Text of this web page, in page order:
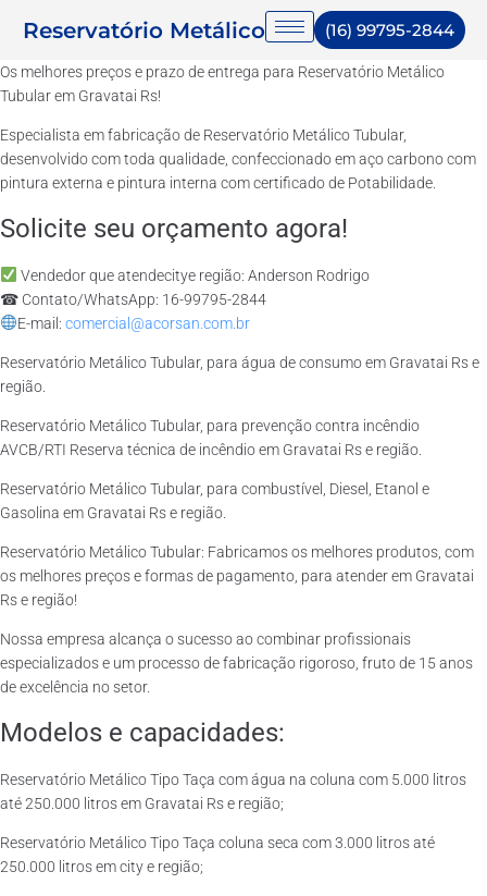
Reservatório Metálico (16) 99795-2844
Os melhores preços e prazo de entrega para Reservatório Metálico
Tubular em Gravatai Rs!
Especialista em fabricação de Reservatório Metálico Tubular,
desenvolvido com toda qualidade, confeccionado em aço carbono com
pintura externa e pintura interna com certificado de Potabilidade.
Solicite seu orçamento agora!
Vendedor que atendecitye região: Anderson Rodrigo
☎ Contato/WhatsApp: 16-99795-2844
E-mail: comercial@acorsan.com.br
Reservatório Metálico Tubular, para água de consumo em Gravatai Rs e
região.
Reservatório Metálico Tubular, para prevenção contra incêndio
AVCB/RTI Reserva técnica de incêndio em Gravatai Rs e região.
Reservatório Metálico Tubular, para combustível, Diesel, Etanol e
Gasolina em Gravatai Rs e região.
Reservatório Metálico Tubular: Fabricamos os melhores produtos, com
os melhores preços e formas de pagamento, para atender em Gravatai
Rs e região!
Nossa empresa alcança o sucesso ao combinar profissionais
especializados e um processo de fabricação rigoroso, fruto de 15 anos
de excelência no setor.
Modelos e capacidades:
Reservatório Metálico Tipo Taça com água na coluna com 5.000 litros
até 250.000 litros em Gravatai Rs e região;
Reservatório Metálico Tipo Taça coluna seca com 3.000 litros até
250.000 litros em city e região;